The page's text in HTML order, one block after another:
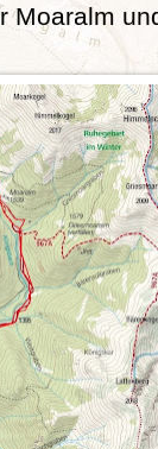
Moaralm